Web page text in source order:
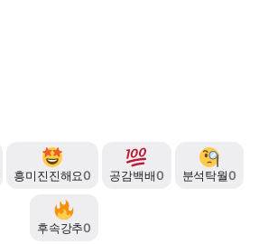
흥미진진해요0 공감백배0 분석탁월0
후속강추0